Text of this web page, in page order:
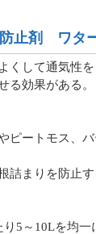
止剤 ワタ
くして通気性
る効果がある。
ピートモス、
詰まりを防止す
5～10Lを均一